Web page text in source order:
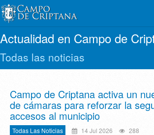
Actualidad en Campo de
Todas las noticias
Campo de Criptana activa un
de cámaras para reforzar la
accesos al municipio
Todas Las Noticias 14 Jul 2026 288